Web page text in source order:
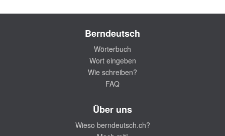
Berndeutsch
Wörterbuch
Wort eingeben
Wie schreiben?
FAQ
Über uns
Wieso berndeutsch.ch?